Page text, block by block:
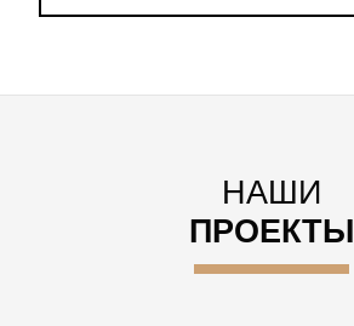
НАШИ
ПРОЕКТЫ